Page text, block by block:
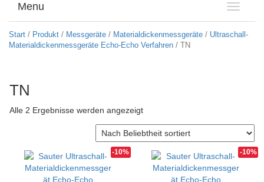
T
o
g
g
o
Menu
Start / Produkt / Messgeräte / Materialdickenmessgeräte / Ultraschall-
Materialdickenmessgeräte Echo-Echo Verfahren / TN
TN
Alle 2 Ergebnisse werden angezeigtNach Beliebtheit sortiert
-10% -10%